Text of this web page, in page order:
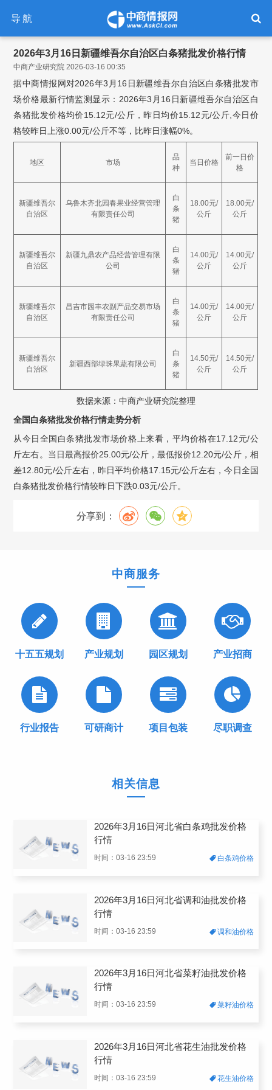
导航
2026年3月16日新疆维吾尔自治区白条猪批发价格行情
中商产业研究院 2026-03-16 00:35
据中商情报网对2026年3月16日新疆维吾尔自治区白条猪批发市
场价格最新行情监测显示：2026年3月16日新疆维吾尔自治区白
条猪批发价格均价15.12元/公斤，昨日均价15.12元/公斤,今日价
格较昨日上涨0.00元/公斤不等，比昨日涨幅0%。
地区 市场
品
种
当日价格
前一日价
格
新疆维吾尔
自治区
乌鲁木齐北园春果业经营管理
有限责任公司
白
条
猪
18.00元/
公斤
18.00元/
公斤
新疆维吾尔
自治区
新疆九鼎农产品经营管理有限
公司
白
条
猪
14.00元/
公斤
14.00元/
公斤
新疆维吾尔
自治区
昌吉市园丰农副产品交易市场
有限责任公司
白
条
猪
14.00元/
公斤
14.00元/
公斤
新疆维吾尔
自治区
新疆西部绿珠果蔬有限公司
白
条
猪
14.50元/
公斤
14.50元/
公斤
数据来源：中商产业研究院整理
全国白条猪批发价格行情走势分析
从今日全国白条猪批发市场价格上来看，平均价格在17.12元/公
斤左右。当日最高报价25.00元/公斤，最低报价12.20元/公斤，相
差12.80元/公斤左右，昨日平均价格17.15元/公斤左右，今日全国
白条猪批发价格行情较昨日下跌0.03元/公斤。
分享到：
中商服务
十五五规划 产业规划 园区规划 产业招商
行业报告 可研商计 项目包装 尽职调查
相关信息
2026年3月16日河北省白条鸡批发价格
行情
时间：03-16 23:59 白条鸡价格
2026年3月16日河北省调和油批发价格
行情
时间：03-16 23:59 调和油价格
2026年3月16日河北省菜籽油批发价格
行情
时间：03-16 23:59 菜籽油价格
2026年3月16日河北省花生油批发价格
行情
时间：03-16 23:59 花生油价格